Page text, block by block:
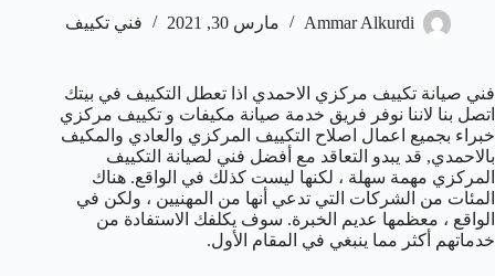
Ammar Alkurdi مارس 30, 2021 فني تكييف
فني صيانة تكييف مركزي الاحمدي اذا تعطل التكييف في بيتك
اتصل بنا لاننا نوفر فريق خدمة صيانة مكيفات و تكييف مركزي
خبراء بجميع اعمال اصلاح التكييف المركزي والعادي والمكيف
بالاحمدي, قد يبدو التعاقد مع أفضل فني لصيانة التكييف
المركزي مهمة سهلة ، لكنها ليست كذلك في الواقع. هناك
المئات من الشركات التي تدعي أنها من المهنيين ، ولكن في
الواقع ، معظمها عديم الخبرة. سوف يكلفك الاستفادة من
خدماتهم أكثر مما ينبغي في المقام الأول.